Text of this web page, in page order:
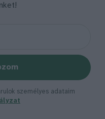
személyes adataim